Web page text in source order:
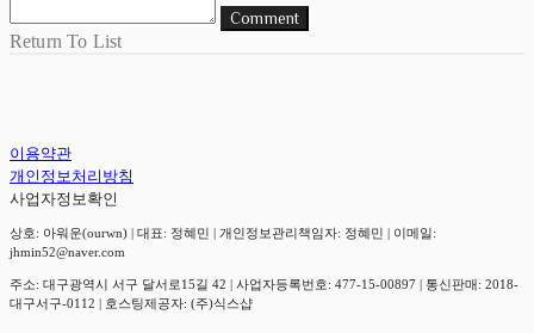
Comment
Return To List
이용약관
개인정보처리방침
사업자정보확인
상호: 아워운(ourwn) | 대표: 정혜민 | 개인정보관리책임자: 정혜민 | 이메일:
jhmin52@naver.com
주소: 대구광역시 서구 달서로15길 42 | 사업자등록번호: 477-15-00897 | 통신판매: 2018-
대구서구-0112 | 호스팅제공자: (주)식스샵